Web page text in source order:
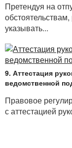
Претендуя на
указывать...
9. Аттестация
ведомственной
Правовое
с аттестацией